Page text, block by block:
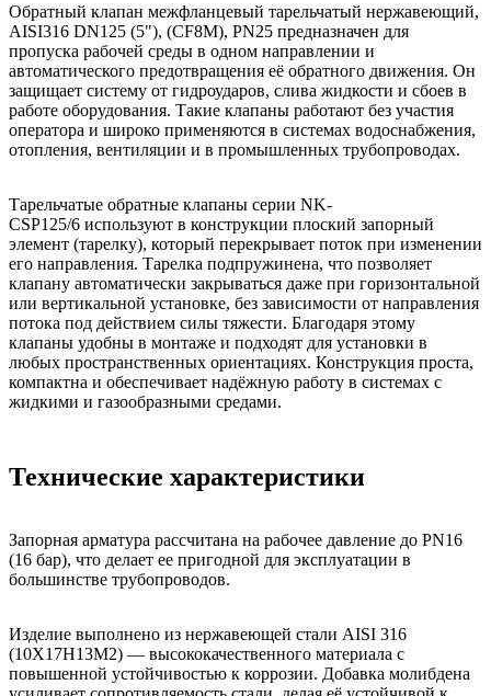
Тарельчатые обратные клапаны серии NK-
CSP125/6 используют в конструкции плоский запорный
элемент (тарелку), который перекрывает поток при изменении
его направления. Тарелка подпружинена, что позволяет
клапану автоматически закрываться даже при горизонтальной
или вертикальной установке, без зависимости от направления
потока под действием силы тяжести. Благодаря этому
клапаны удобны в монтаже и подходят для установки в
любых пространственных ориентациях. Конструкция проста,
компактна и обеспечивает надёжную работу в системах с
жидкими и газообразными средами.
Обратный клапан межфланцевый тарельчатый нержавеющий,
AISI316 DN125 (5"), (CF8M), PN25 предназначен для
пропуска рабочей среды в одном направлении и
автоматического предотвращения её обратного движения. Он
защищает систему от гидроударов, слива жидкости и сбоев в
работе оборудования. Такие клапаны работают без участия
оператора и широко применяются в системах водоснабжения,
отопления, вентиляции и в промышленных трубопроводах.
Технические характеристики
Запорная арматура рассчитана на рабочее давление до PN16
(16 бар), что делает ее пригодной для эксплуатации в
большинстве трубопроводов.
Изделие выполнено из нержавеющей стали AISI 316
(10Х17Н13М2) — высококачественного материала с
повышенной устойчивостью к коррозии. Добавка молибдена